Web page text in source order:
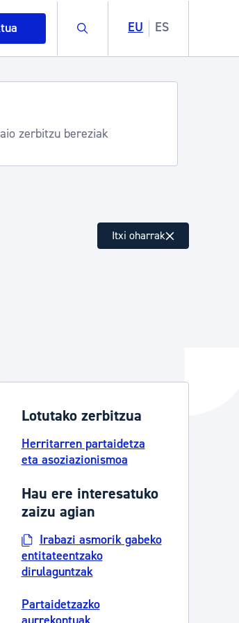
Buscar EU ES
zerbitzu bereziak
Itxi oharrak
Lotutako zerbitzua
Herritarren partaidetza
eta asoziazionismoa
Hau ere interesatuko
zaizu agian
Irabazi asmorik gabeko
entitateentzako
dirulaguntzak
Partaidetzazko